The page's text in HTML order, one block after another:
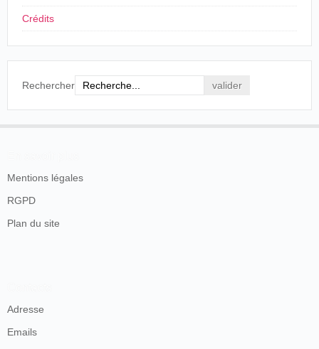
Crédits
Rechercher
Mentions légales
RGPD
Plan du site
Adresse
Emails